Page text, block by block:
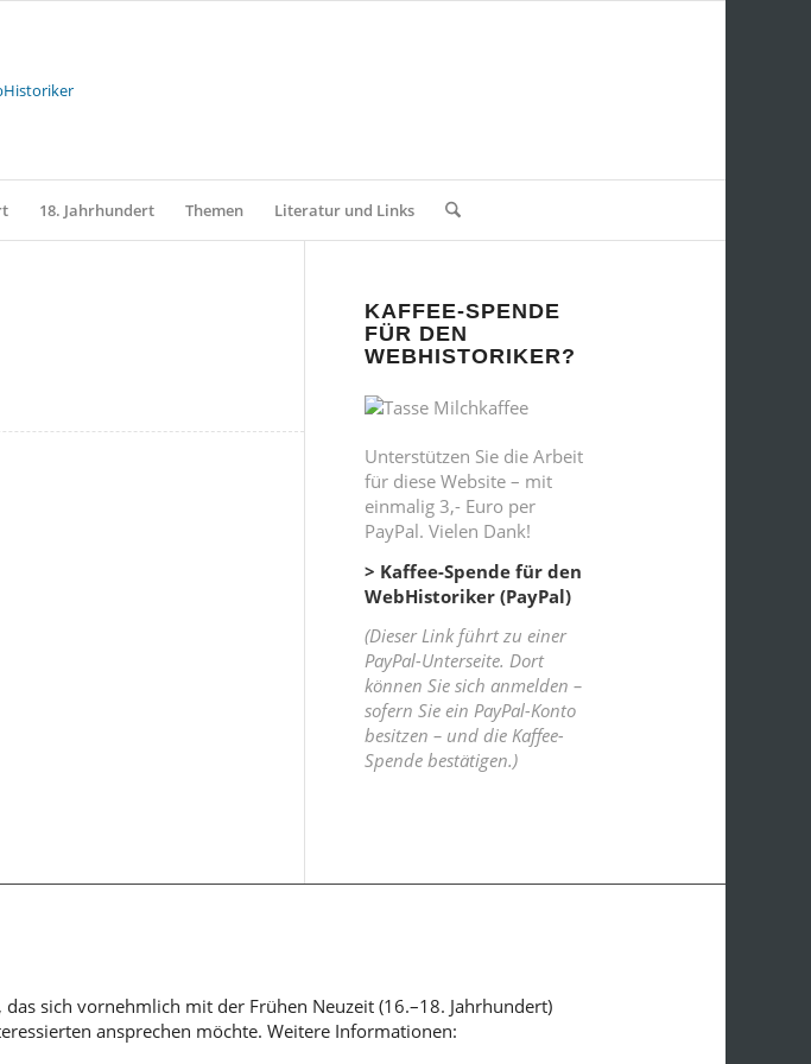
18. Jahrhundert Themen Literatur und Links
KAFFEE-SPENDE
FÜR DEN
WEBHISTORIKER?
Unterstützen Sie die Arbeit
für diese Website – mit
einmalig 3,- Euro per
PayPal. Vielen Dank!
> Kaffee-Spende für den
WebHistoriker (PayPal)
(Dieser Link führt zu einer
PayPal-Unterseite. Dort
können Sie sich anmelden –
sofern Sie ein PayPal-Konto
besitzen – und die Kaffee-
Spende bestätigen.)
sich vornehmlich mit der Frühen Neuzeit (16.–18. Jahrhundert)
ansprechen möchte. Weitere Informationen: